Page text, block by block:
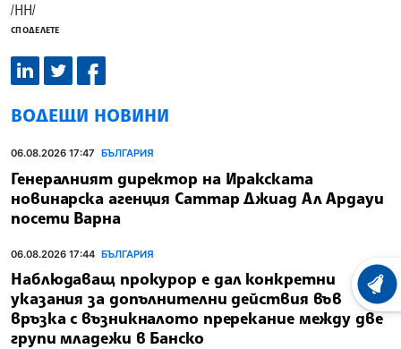
/НН/
СПОДЕЛЕТЕ
ВОДЕЩИ НОВИНИ
06.08.2026 17:47 БЪЛГАРИЯ
Генералният директор на Иракската
новинарска агенция Саттар Джиад Ал Ардауи
посети Варна
06.08.2026 17:44 БЪЛГАРИЯ
Наблюдаващ прокурор е дал конкретни
указания за допълнителни действия във
връзка с възникналото пререкание между две
групи младежи в Банско